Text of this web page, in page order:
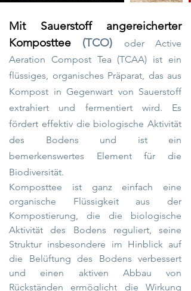
Mit Sauerstoff angereicherter
Komposttee (TCO)
oder Active
Aeration Compost Tea (TCAA) ist ein
flüssiges, organisches Präparat, das aus
Kompost in Gegenwart von Sauerstoff
extrahiert und fermentiert wird. Es
fördert effektiv die biologische Aktivität
des Bodens und ist ein
bemerkenswertes Element für die
Biodiversität.
Komposttee ist ganz einfach eine
organische Flüssigkeit aus der
Kompostierung, die die biologische
Aktivität des Bodens reguliert, seine
Struktur insbesondere im Hinblick auf
die Belüftung des Bodens verbessert
und einen aktiven Abbau von
Rückständen ermöglicht die Wirkung